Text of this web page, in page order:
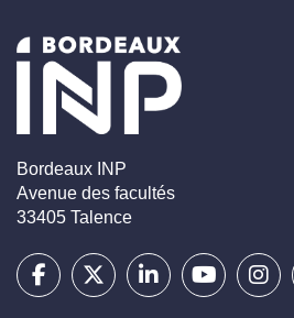
Bordeaux INP
Avenue des facultés
33405 Talence